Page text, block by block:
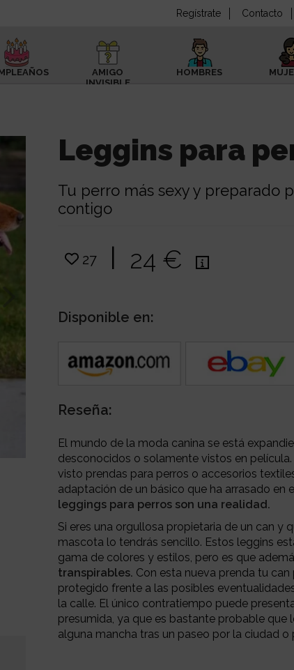
Regístrate Contacto
AMIGO
INVISIBLE
HOMBRES
Leggins para
Tu perro más sexy y preparado
contigo
27 | 24 €
Disponible en:
Reseña:
El mundo de la moda canina se está
desconocidos o solamente vistos en
visto prendas para perros o accesorios
adaptación de un básico que ha arrasado en
leggings para perros son una realidad.
Si eres una orgullosa propietaria de un can y
mascota lo tendrás sencillo. Estos leggins
gama de colores y estilos, pero es que
transpirables. Con esta nueva prenda tu
protegido frente a las posibles
la calle. El único contratiempo puede
presumida, ya que es bastante probable que
alguna mancha tras un paseo por la ciudad o